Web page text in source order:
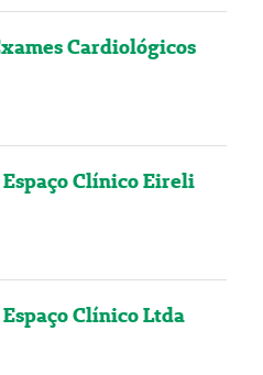
Cardiológicos
Clínico Eireli
Clínico Ltda